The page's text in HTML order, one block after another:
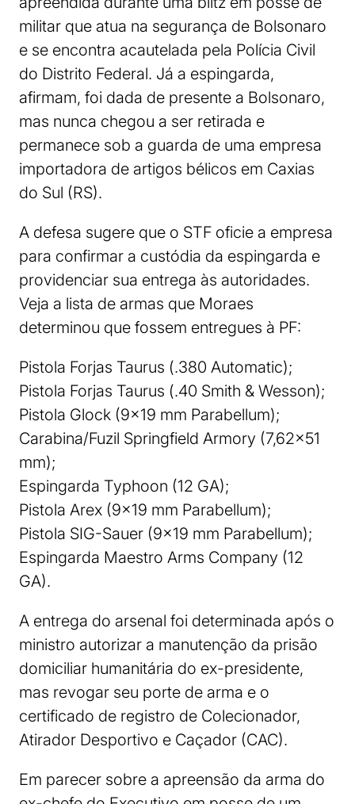
militar que atua na segurança de Bolsonaro
e se encontra acautelada pela Polícia Civil
do Distrito Federal. Já a espingarda,
afirmam, foi dada de presente a Bolsonaro,
mas nunca chegou a ser retirada e
permanece sob a guarda de uma empresa
importadora de artigos bélicos em Caxias
do Sul (RS).
A defesa sugere que o STF oficie a empresa
para confirmar a custódia da espingarda e
providenciar sua entrega às autoridades.
Veja a lista de armas que Moraes
determinou que fossem entregues à PF:
Pistola Forjas Taurus (.380 Automatic);
Pistola Forjas Taurus (.40 Smith & Wesson);
Pistola Glock (9×19 mm Parabellum);
Carabina/Fuzil Springfield Armory (7,62×51
mm);
Espingarda Typhoon (12 GA);
Pistola Arex (9×19 mm Parabellum);
Pistola SIG-Sauer (9×19 mm Parabellum);
Espingarda Maestro Arms Company (12
GA).
A entrega do arsenal foi determinada após o
ministro autorizar a manutenção da prisão
domiciliar humanitária do ex-presidente,
mas revogar seu porte de arma e o
certificado de registro de Colecionador,
Atirador Desportivo e Caçador (CAC).
Em parecer sobre a apreensão da arma do